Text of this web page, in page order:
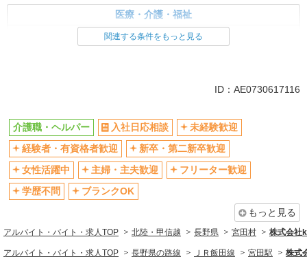
医療・介護・福祉
交通費支給
社会保険あり
産休・育休取得実績あり
関連する条件をもっと見る
ID：AE0730617116
介護職・ヘルパー 入社日応相談
未経験歓迎
経験者・有資格者歓迎
新卒・第二新卒歓迎
女性活躍中
主婦・主夫歓迎
フリーター歓迎
学歴不問
ブランクOK
もっと見る
アルバイト・バイト・求人TOP 北陸・甲信越 長野県 宮田村 株式会社
アルバイト・バイト・求人TOP 長野県の路線 ＪＲ飯田線 宮田駅 株式